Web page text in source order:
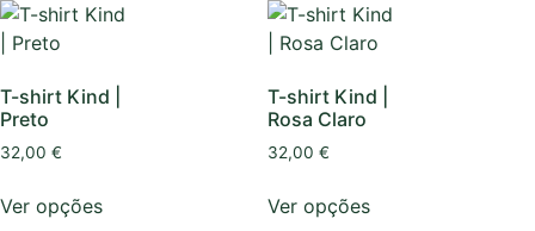
T-shirt Kind |
Preto
32,00 €
Ver opções
T-shirt Kind |
Rosa Claro
32,00 €
Ver opções